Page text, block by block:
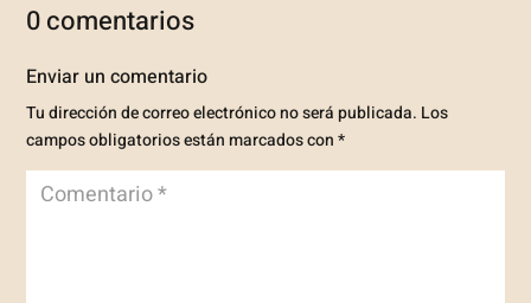
0 comentarios
Enviar un comentario
Tu dirección de correo electrónico no será publicada. Los
campos obligatorios están marcados con*